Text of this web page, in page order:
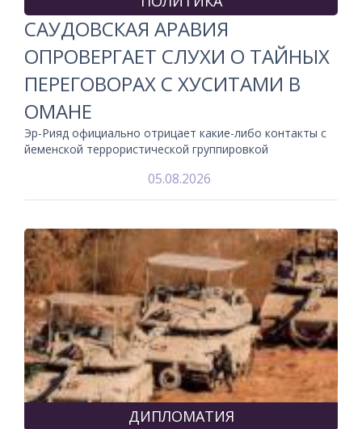
САУДОВСКАЯ АРАВИЯ
ОПРОВЕРГАЕТ СЛУХИ О ТАЙНЫХ
ПЕРЕГОВОРАХ С ХУСИТАМИ В
ОМАНЕ
Эр-Рияд официально отрицает какие-либо контакты с
йеменской террористической группировкой
05.08.2026
ДИПЛОМАТИЯ